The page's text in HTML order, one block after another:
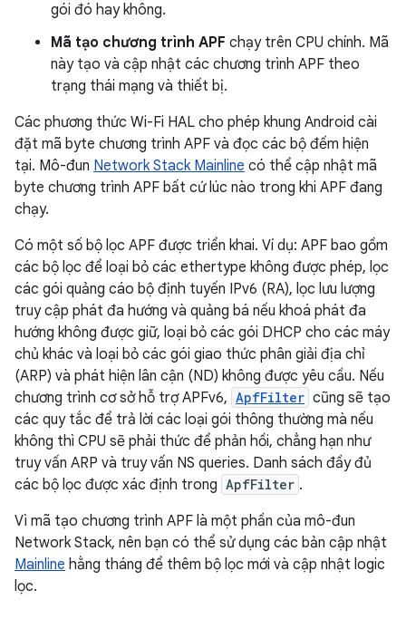
gói đó hay không.
Mã tạo chương trình APF chạy trên CPU chính. Mã
này tạo và cập nhật các chương trình APF theo
trạng thái mạng và thiết bị.
Các phương thức Wi-Fi HAL cho phép khung Android cài
đặt mã byte chương trình APF và đọc các bộ đếm hiện
tại. Mô-đun Network Stack Mainline có thể cập nhật mã
byte chương trình APF bất cứ lúc nào trong khi APF đang
chạy.
Có một số bộ lọc APF được triển khai. Ví dụ: APF bao gồm
các bộ lọc để loại bỏ các ethertype không được phép, lọc
các gói quảng cáo bộ định tuyến IPv6 (RA), lọc lưu lượng
truy cập phát đa hướng và quảng bá nếu khoá phát đa
hướng không được giữ, loại bỏ các gói DHCP cho các máy
chủ khác và loại bỏ các gói giao thức phân giải địa chỉ
(ARP) và phát hiện lân cận (ND) không được yêu cầu. Nếu
chương trình cơ sở hỗ trợ APFv6, ApfFilter cũng sẽ tạo
các quy tắc để trả lời các loại gói thông thường mà nếu
không thì CPU sẽ phải thức để phản hồi, chẳng hạn như
truy vấn ARP và truy vấn NS queries. Danh sách đầy đủ
các bộ lọc được xác định trong ApfFilter .
Vì mã tạo chương trình APF là một phần của mô-đun
Network Stack, nên bạn có thể sử dụng các bản cập nhật
Mainline hằng tháng để thêm bộ lọc mới và cập nhật logic
lọc.